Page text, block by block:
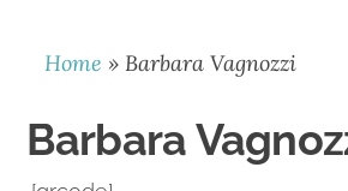
Home »Barbara Vagnozzi
Barbara